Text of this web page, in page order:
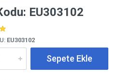
EU303102
EU303102
Sepete Ekle